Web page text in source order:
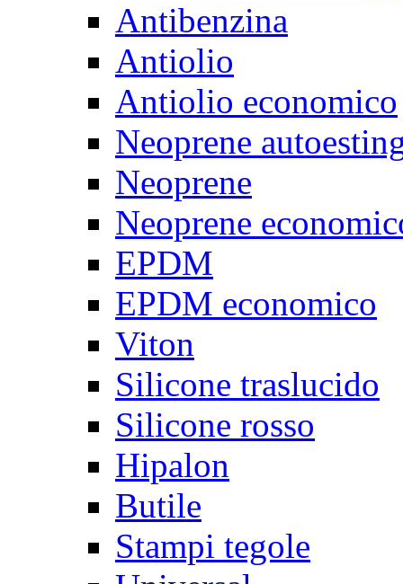
Antibenzina
Antiolio
Antiolio economico
Neoprene
Neoprene
Neoprene
EPDM
EPDM economico
Viton
Silicone traslucido
Silicone rosso
Hipalon
Butile
Stampi tegole